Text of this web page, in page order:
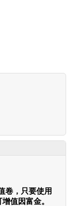
卷，只要使用
值因富金。